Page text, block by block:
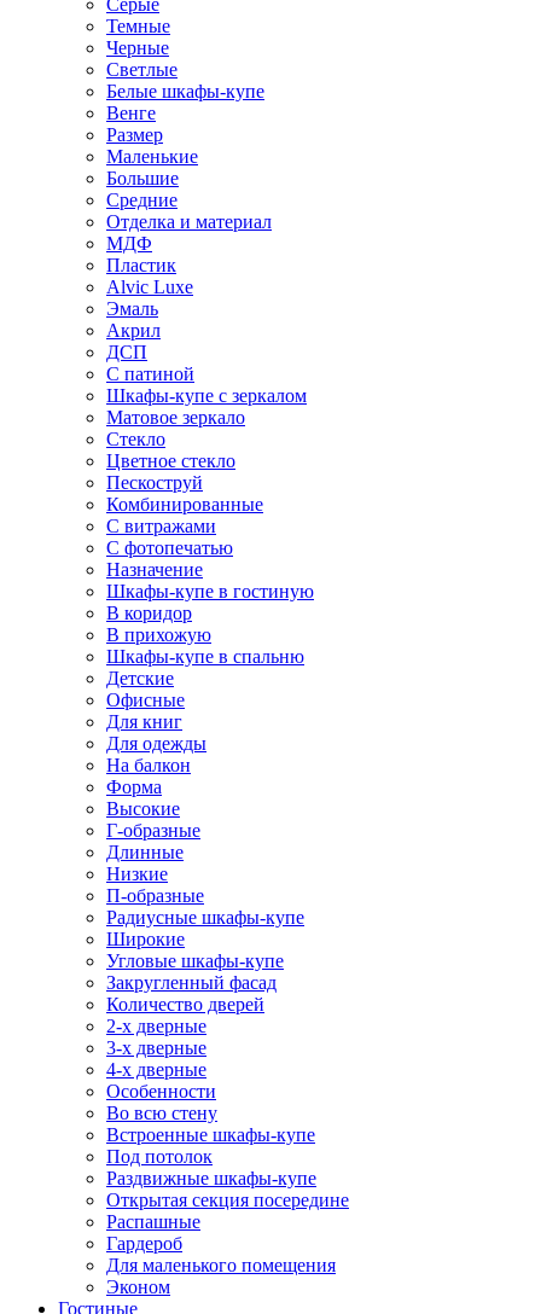
Серые
Темные
Черные
Светлые
Белые шкафы-купе
Венге
Размер
Маленькие
Большие
Средние
Отделка и материал
МДФ
Пластик
Alvic Luxe
Эмаль
Акрил
ДСП
С патиной
Шкафы-купе с зеркалом
Матовое зеркало
Стекло
Цветное стекло
Пескоструй
Комбинированные
С витражами
С фотопечатью
Назначение
Шкафы-купе в гостиную
В коридор
В прихожую
Шкафы-купе в спальню
Детские
Офисные
Для книг
Для одежды
На балкон
Форма
Высокие
Г-образные
Длинные
Низкие
П-образные
Радиусные шкафы-купе
Широкие
Угловые шкафы-купе
Закругленный фасад
Количество дверей
2-х дверные
3-х дверные
4-х дверные
Особенности
Во всю стену
Встроенные шкафы-купе
Под потолок
Раздвижные шкафы-купе
Открытая секция посередине
Распашные
Гардероб
Для маленького помещения
Эконом
Гостиные